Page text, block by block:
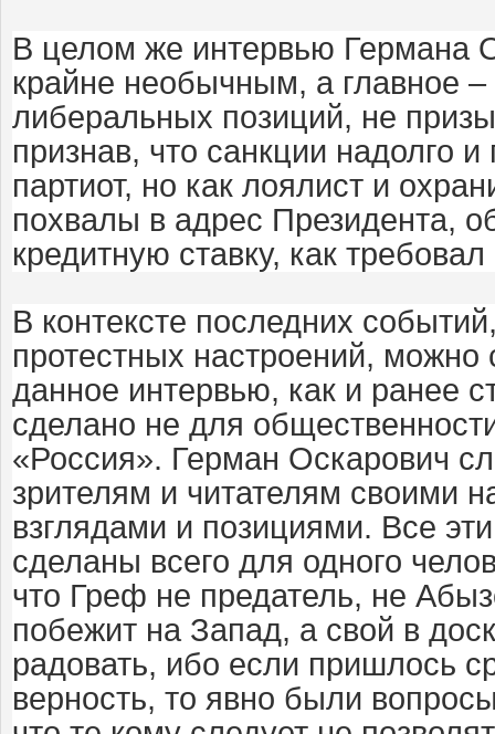
В целом же интервью Германа
крайне необычным, а главное
либеральных позиций, не
признав, что санкции надолго и
партиот, но как лоялист и
похвалы в адрес Президента,
кредитную ставку, как
В контексте последних
протестных настроений, можно
данное интервью, как и ранее
сделано не для
«Россия». Герман Оскарович
зрителям и читателям своими
взглядами и позициями. Все
сделаны всего для одного
что Греф не предатель, не
побежит на Запад, а свой в
радовать, ибо если пришлось
верность, то явно были